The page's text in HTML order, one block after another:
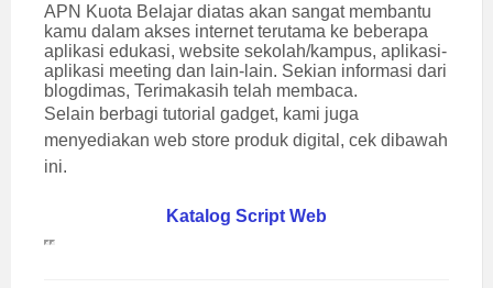
APN Kuota Belajar diatas akan sangat membantu
kamu dalam akses internet terutama ke beberapa
aplikasi edukasi, website sekolah/kampus, aplikasi-
aplikasi meeting dan lain-lain. Sekian informasi dari
blogdimas, Terimakasih telah membaca.
Selain berbagi tutorial gadget, kami juga
menyediakan web store produk digital, cek dibawah
ini.
Katalog Script Web